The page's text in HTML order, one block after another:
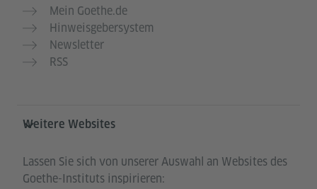
Mein Goethe.de
Hinweisgebersystem
Newsletter
RSS
Weitere Websites
Lassen Sie sich von unserer Auswahl an Websites des
Goethe-Instituts inspirieren: